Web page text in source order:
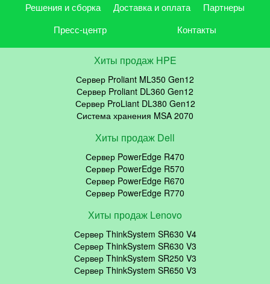
Решения и сборка
Доставка и оплата
Партнеры
Пресс-центр
Контакты
Хиты продаж HPE
Сервер Proliant ML350 Gen12
Сервер Proliant DL360 Gen12
Сервер ProLiant DL380 Gen12
Система хранения MSA 2070
Хиты продаж Dell
Сервер PowerEdge R470
Сервер PowerEdge R570
Сервер PowerEdge R670
Сервер PowerEdge R770
Хиты продаж Lenovo
Сервер ThinkSystem SR630 V4
Сервер ThinkSystem SR630 V3
Сервер ThinkSystem SR250 V3
Сервер ThinkSystem SR650 V3